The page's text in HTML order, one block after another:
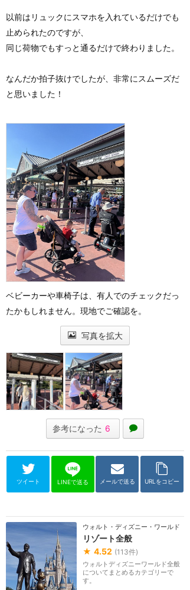
以前はリュックにスマホを入れているだけでも
止められたのですが、
同じ荷物でもすっと通るだけで終わりました。
なんだか拍子抜けでしたが、非常にスムーズだ
と思いました！
ベビーカーや車椅子は、有人でのチェックだっ
たかもしれません。現地でご確認を。
写真を拡大
参考になった 6
ツイート LINEで送る メールで送る URLをコピー
ウォルト・ディズニー・ワールド（
リゾート全般
★ 4.52 (113件)
ウォルトディズニーワールド全般
についてまとめるカテゴリーで
す。